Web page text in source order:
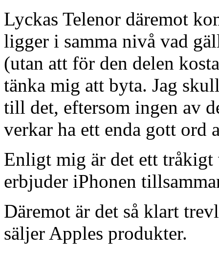
Lyckas Telenor däremot
ligger i samma nivå vad
(utan att för den delen
tänka mig att byta. Jag
till det, eftersom ingen av
verkar ha ett enda gott ord
Enligt mig är det ett tråkigt
erbjuder iPhonen
Däremot är det så klart
säljer Apples produkter.